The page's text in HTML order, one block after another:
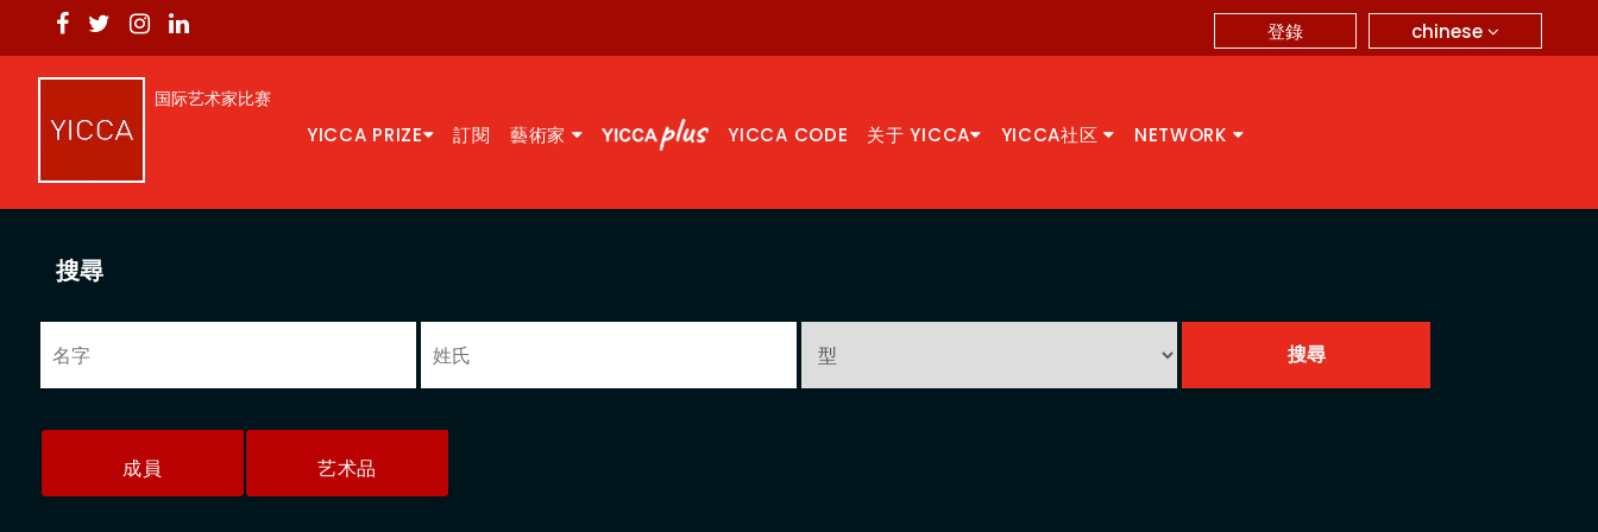
chinese
登錄
国际艺术家比赛
YICCA PRIZE 訂閱 藝術家 YICCA CODE 关于 YICCA YICCA社区 NETWORK
搜尋
成員 艺术品